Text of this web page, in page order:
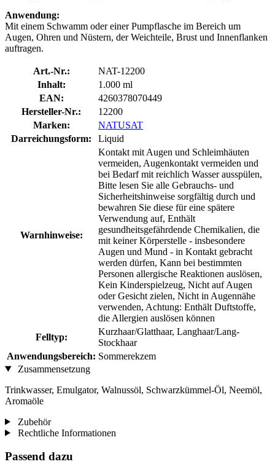
Anwendung:
Mit einem Schwamm oder einer Pumpflasche im Bereich um
Augen, Ohren und Nüstern, der Weichteile, Brust und Innenflanken
auftragen.
Art.-Nr.:
NAT-12200
Inhalt:
1.000 ml
EAN:
4260378070449
Hersteller-Nr.:
12200
Marken:
NATUSAT
Darreichungsform:
Liquid
Warnhinweise:
Kontakt mit Augen und Schleimhäuten
vermeiden, Augenkontakt vermeiden und
bei Bedarf mit reichlich Wasser ausspülen,
Bitte lesen Sie alle Gebrauchs- und
Sicherheitshinweise sorgfältig durch und
bewahren Sie diese für eine spätere
Verwendung auf, Enthält
gesundheitsgefährdende Chemikalien, die
mit keiner Körperstelle - insbesondere
Augen und Mund - in Kontakt gebracht
werden dürfen, Kann bei bestimmten
Personen allergische Reaktionen auslösen,
Kein Kinderspielzeug, Nicht auf Augen
oder Gesicht zielen, Nicht in Augennähe
verwenden, Achtung: Enthält Duftstoffe,
die Allergien auslösen können
Felltyp:
Kurzhaar/Glatthaar, Langhaar/Lang-
Stockhaar
Anwendungsbereich: Sommerekzem
Zusammensetzung
Trinkwasser, Emulgator, Walnussöl, Schwarzkümmel-Öl, Neemöl,
Aromaöle
Zubehör
Rechtliche Informationen
Passend dazu